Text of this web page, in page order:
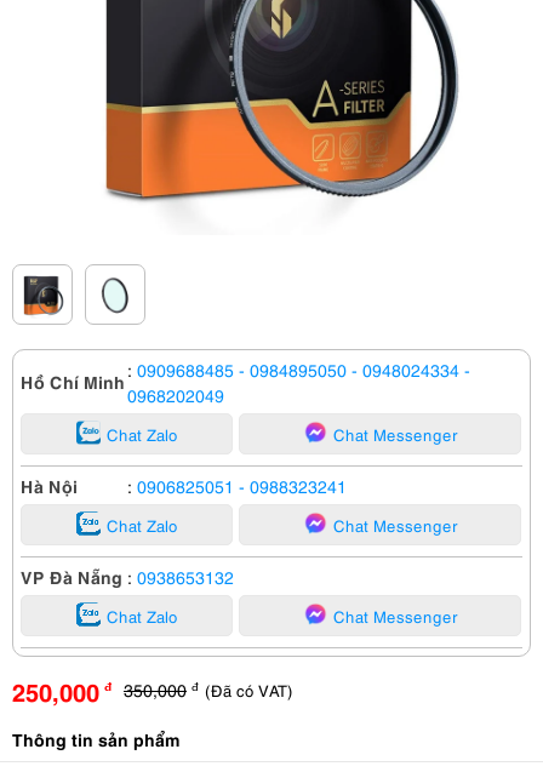
Hồ Chí Minh : 0909688485 - 0984895050 - 0948024334 -
0968202049
Chat Zalo Chat Messenger
Hà Nội : 0906825051 - 0988323241
Chat Zalo Chat Messenger
VP Đà Nẵng : 0938653132
Chat Zalo Chat Messenger
250,000 đ 350,000 đ (Đã có VAT)
Thông tin sản phẩm